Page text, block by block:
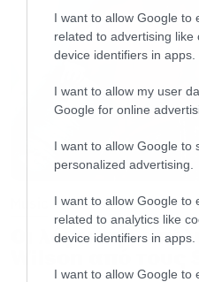
I want to allow Google to
related to advertising like
device identifiers in apps.
I want to allow my user
Google for online
I want to allow Google to
personalized advertising.
I want to allow Google to
related to analytics like
device identifiers in apps.
I want to allow Google to
https://youtu.be/
Οι λόγοι της